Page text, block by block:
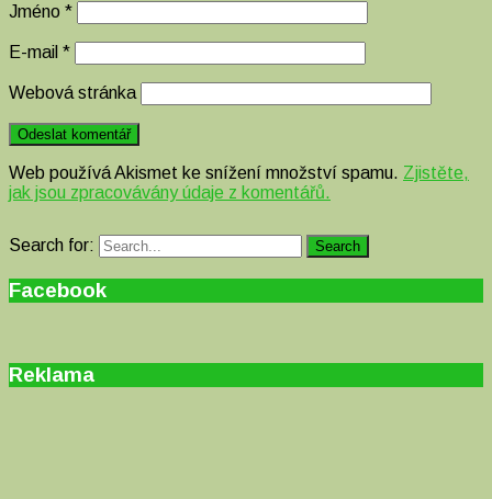
Jméno *
E-mail *
Webová stránka
Web používá Akismet ke snížení množství spamu. Zjistěte,
jak jsou zpracovávány údaje z komentářů.
Search for: Search
Facebook
Reklama